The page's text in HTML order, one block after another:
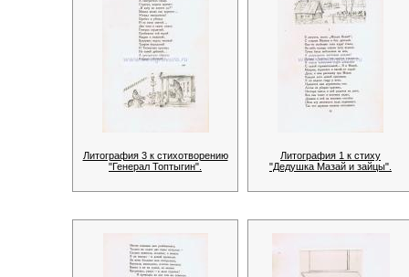
Литография 3 к стихотворению
"Генерал Топтыгин".
Литография 1 к стиху
"Дедушка Мазай и зайцы".